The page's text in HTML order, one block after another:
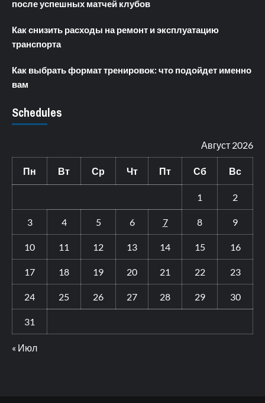
после успешных матчей клубов
Как снизить расходы на ремонт и эксплуатацию
транспорта
Как выбрать формат тренировок: что подойдет именно
вам
Schedules
Август 2026
Пн Вт Ср Чт Пт Сб Вс
1 2
3 4 5 6 7 8 9
10 11 12 13 14 15 16
17 18 19 20 21 22 23
24 25 26 27 28 29 30
31
« Июл